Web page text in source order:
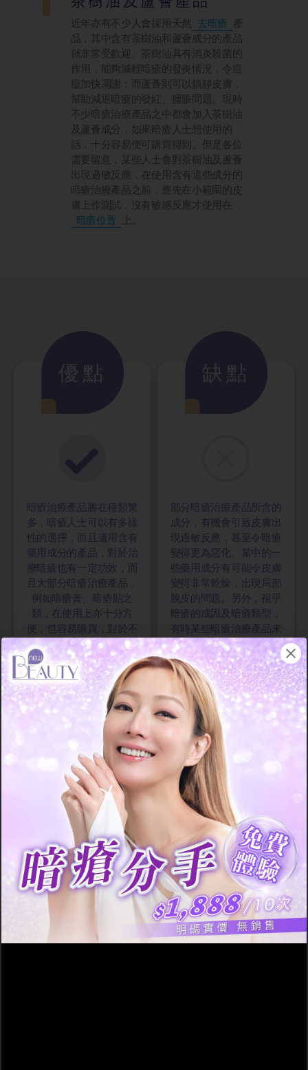
近年亦有不少人會採用天然 去暗瘡
產
品，其中含有茶樹油和蘆薈成分的產品
就非常受歡迎。茶樹油具有消炎殺菌的
作用，能夠減輕暗瘡的發炎情況，令痘
痘加快凋謝；而蘆薈則可以鎮靜皮膚，
幫助減退暗瘡的發紅、腫脹問題。現時
不少暗瘡治療產品之中都會加入茶樹油
及蘆薈成分，如果暗瘡人士想使用的
話，十分容易便可購買得到。但是各位
需要留意，某些人士會對茶樹油及蘆薈
出現過敏反應，在使用含有這些成分的
暗瘡治療產品之前，應先在小範圍的皮
膚上作測試，沒有敏感反應才使用在
暗瘡位置
上。
優點
暗瘡治療產品勝在種類繁
多，暗瘡人士可以有多樣
性的選擇，而且遺用含有
藥用成分的產品，對於治
療暗瘡也有一定功效，而
且大部分暗瘡治療產品，
例如暗瘡膏、暗瘡貼之
類，在使用上亦十分方
便，也容易購買，對於不
想瞄用藥物治療痘痘的人
士而言，是另一項不錯的
選擇。
缺點
部分暗瘡治療產品所含的
成分，有機會引致皮膚出
現過敏反應，甚至令暗瘡
變得更為惡化。當中的一
些藥用成分有可能令皮膚
變得非常乾燥，出現局部
脫皮的問題。另外，視乎
暗瘡的成因及暗瘡類型，
有時某些暗瘡治療產品未
必能對所以痘痘都有治癒
的功效。
小總結
在選用暗瘡治療產品時，建議
要多留意當中的成分，最好選
用具有殺菌消毒、鎮靜消炎的
藥用成分，其治理暗瘡及皮膚
護理的功效會較為顯著。另